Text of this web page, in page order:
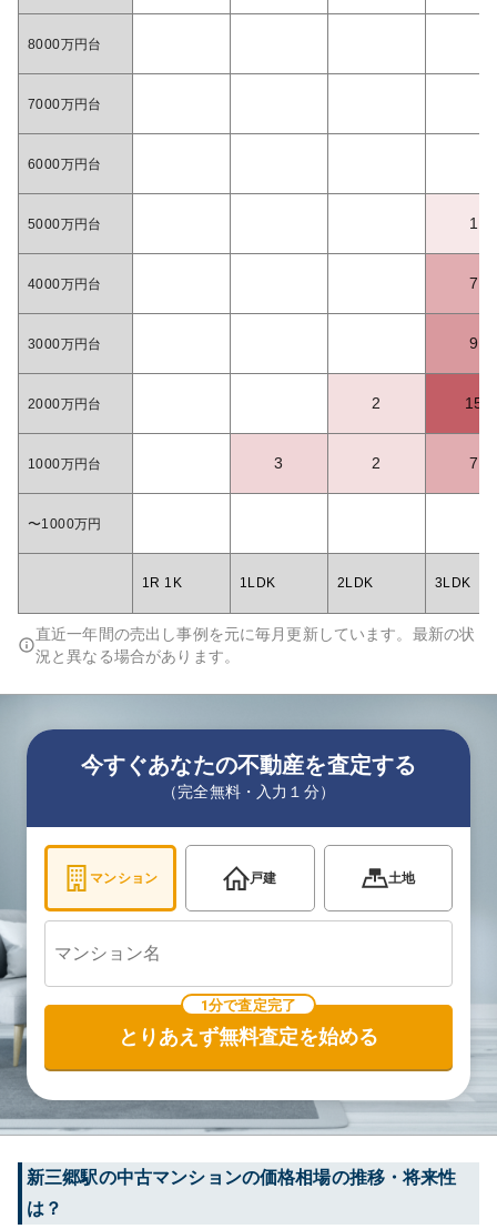
8000万円台
7000万円台
6000万円台
5000万円台 1
4000万円台 7
3000万円台 9
2000万円台 2 15
1000万円台 3 2 7
〜1000万円
1R 1K 1LDK 2LDK 3LDK
直近一年間の売出し事例を元に毎月更新しています。最新の状
況と異なる場合があります。
今すぐあなたの不動産を査定する
（完全無料・入力１分）
マンション 戸建 土地
1分で査定完了
とりあえず無料査定を始める
新三郷駅の中古マンションの価格相場の推移・将来性
は？